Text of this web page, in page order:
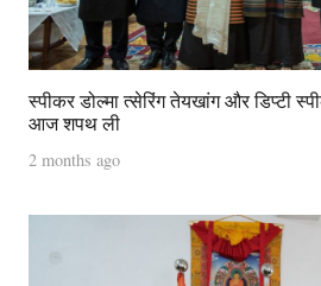
स्पीकर डोल्मा त्सेरिंग तेयखांग और डिप्टी
आज शपथ ली
2 months ago